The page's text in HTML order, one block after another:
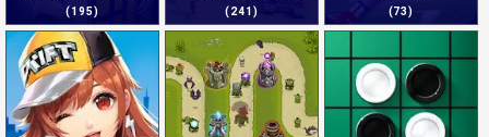
(195)
(241)
(73)